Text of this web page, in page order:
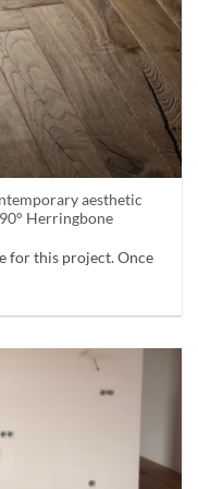
aesthetic
Herringbone
for this project. Once